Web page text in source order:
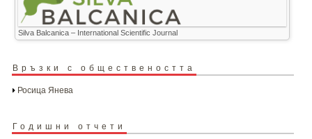
Silva Balcanica – International Scientific Journal
Връзки с обществеността
Росица Янева
Годишни отчети